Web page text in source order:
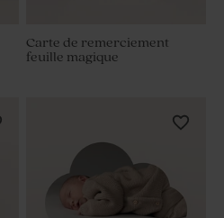
Carte de remerciement
feuille magique